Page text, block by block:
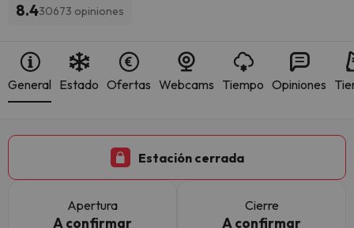
8.430673 opiniones
General Estado Ofertas Webcams Tiempo Opiniones
Estación cerrada
Apertura
A confirmar
Cierre
A confirmar